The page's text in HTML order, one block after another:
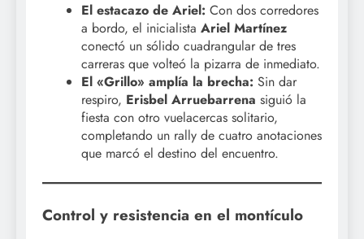
El estacazo de Ariel: Con dos corredores
a bordo, el inicialista Ariel Martínez
conectó un sólido cuadrangular de tres
carreras que volteó la pizarra de inmediato.
El «Grillo» amplía la brecha: Sin dar
respiro, Erisbel Arruebarrena siguió la
fiesta con otro vuelacercas solitario,
completando un rally de cuatro anotaciones
que marcó el destino del encuentro.
Control y resistencia en el montículo